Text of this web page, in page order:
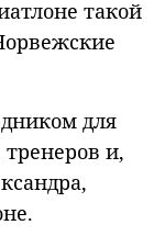
такой
для
и,